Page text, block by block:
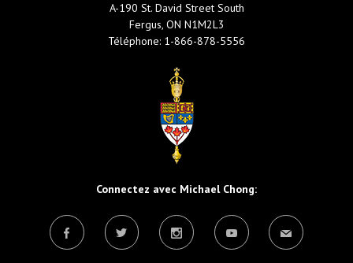
A-190 St. David Street South
Fergus, ON N1M2L3
Téléphone: 1-866-878-5556
Connectez avec Michael Chong: